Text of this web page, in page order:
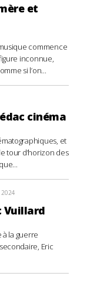
et
commence
inconnue,
si l’on...
cinéma
et
tour d’horizon des
2024
Vuillard
à la guerre
Eric